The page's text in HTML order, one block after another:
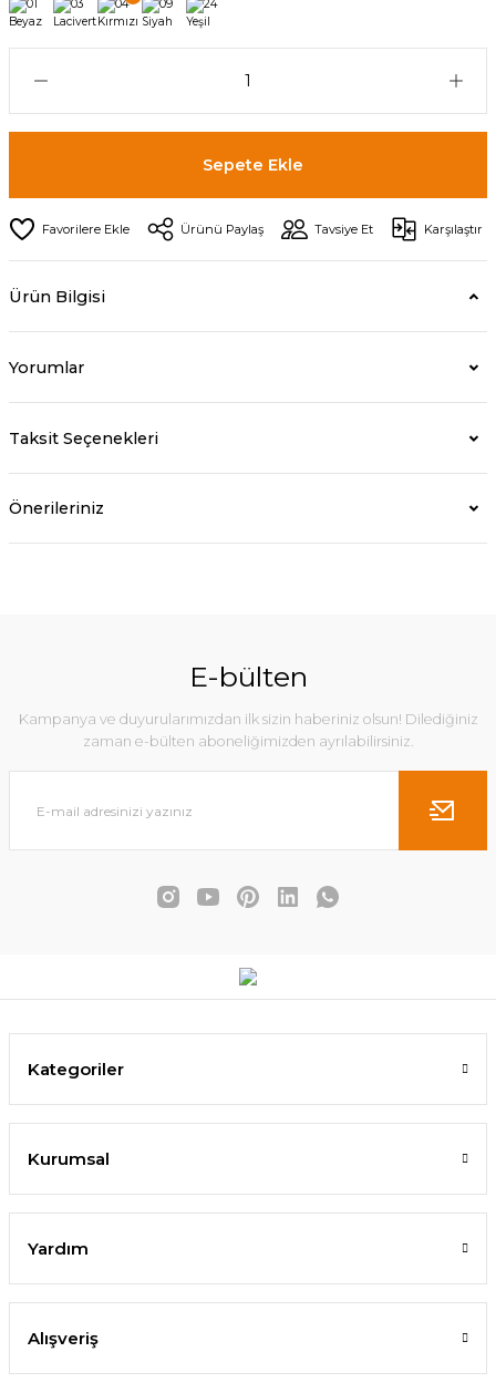
Sepete Ekle
Ürünü Paylaş Tavsiye Et Karşılaştır
Ürün Bilgisi
Yorumlar
Taksit Seçenekleri
Önerileriniz
E-bülten
Kampanya ve duyurularımızdan ilk sizin haberiniz olsun! Dilediğiniz
zaman e-bülten aboneliğimizden ayrılabilirsiniz.
Kategoriler
Kurumsal
Yardım
Alışveriş